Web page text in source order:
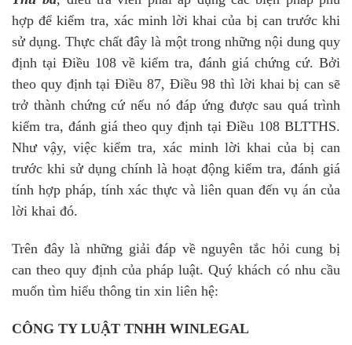
hợp để kiểm tra, xác minh lời khai của bị can trước khi
sử dụng. Thực chất đây là một trong những nội dung quy
định tại Điều 108 về kiểm tra, đánh giá chứng cứ. Bởi
theo quy định tại Điều 87, Điều 98 thì lời khai bị can sẽ
trở thành chứng cứ nếu nó đáp ứng được sau quá trình
kiểm tra, đánh giá theo quy định tại Điều 108 BLTTHS.
Như vậy, việc kiểm tra, xác minh lời khai của bị can
trước khi sử dụng chính là hoạt động kiểm tra, đánh giá
tính hợp pháp, tính xác thực và liên quan đến vụ án của
lời khai đó.
Trên đây là những giải đáp về nguyên tắc hỏi cung bị
can theo quy định của pháp luật. Quý khách có nhu cầu
muốn tìm hiểu thông tin xin liên hệ:
CÔNG TY LUẬT TNHH WINLEGAL